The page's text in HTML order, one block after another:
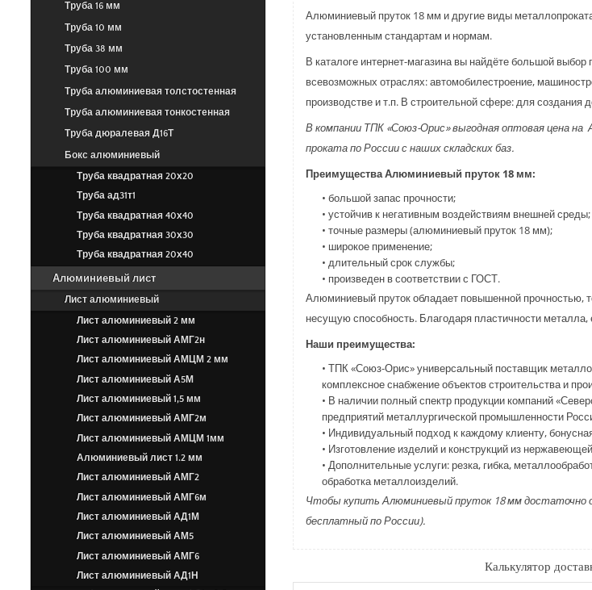
Труба 16 мм
Труба 10 мм
Труба 38 мм
Труба 100 мм
Труба алюминиевая толстостенная
Труба алюминиевая тонкостенная
Труба дюралевая Д16Т
Бокс алюминиевый
Труба квадратная 20х20
Труба ад31т1
Труба квадратная 40х40
Труба квадратная 30х30
Труба квадратная 20х40
Алюминиевый лист
Лист алюминиевый
Лист алюминиевый 2 мм
Лист алюминиевый АМГ2н
Лист алюминиевый АМЦМ 2 мм
Лист алюминиевый А5М
Лист алюминиевый 1,5 мм
Лист алюминиевый АМГ2м
Лист алюминиевый АМЦМ 1мм
Алюминиевый лист 1.2 мм
Лист алюминиевый АМГ2
Лист алюминиевый АМГ6м
Лист алюминиевый АД1М
Лист алюминиевый АМ5
Лист алюминиевый АМГ6
Лист алюминиевый АД1Н
Алюминиевый пруток 18 мм и другие виды
установленным стандартам и нормам.
В каталоге интернет-магазина вы найдёте большой
всевозможных отраслях: автомобилестроение,
производстве и т.п. В строительной сфере: для создания
В компании ТПК «Союз-Орис» выгодная оптовая цена
проката по России с наших складских баз.
Преимущества Алюминиевый пруток 18 мм:
• большой запас прочности;
• устойчив к негативным воздействиям внешней среды;
• точные размеры (алюминиевый пруток 18 мм);
• широкое применение;
• длительный срок службы;
• произведен в соответствии с ГОСТ.
Алюминиевый пруток обладает повышенной
несущую способность. Благодаря пластичности
Наши преимущества:
• ТПК «Союз-Орис» универсальный поставщик
комплексное снабжение объектов строительства и
• В наличии полный спектр продукции компаний
предприятий металлургической промышленности
• Индивидуальный подход к каждому клиенту,
• Изготовление изделий и конструкций из
• Дополнительные услуги: резка, гибка,
обработка металлоизделий.
Чтобы купить Алюминиевый пруток 18 мм достаточно
бесплатный по России).
Калькулятор